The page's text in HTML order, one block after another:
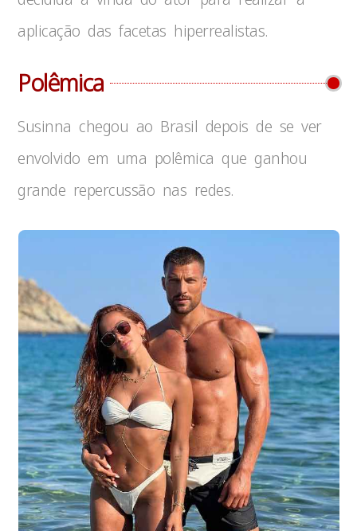
aplicação das facetas hiperrealistas.
Polêmica
Susinna chegou ao Brasil depois de se ver
envolvido em uma polêmica que ganhou
grande repercussão nas redes.